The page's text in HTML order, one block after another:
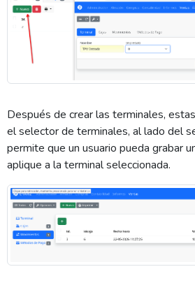
Después de crear las terminales,
el selector de terminales, al lado del
permite que un usuario pueda grabar
aplique a la terminal seleccionada.